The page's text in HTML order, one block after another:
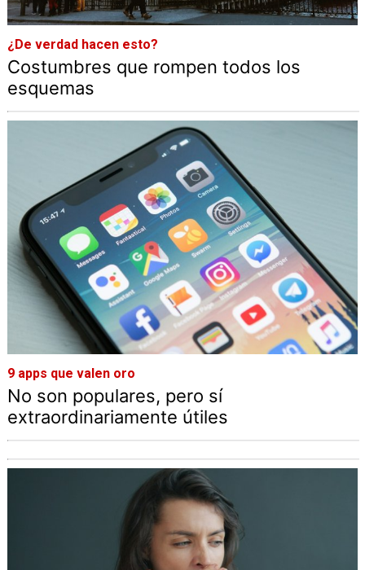
¿De verdad hacen esto?
Costumbres que rompen todos los
esquemas
9 apps que valen oro
No son populares, pero sí
extraordinariamente útiles